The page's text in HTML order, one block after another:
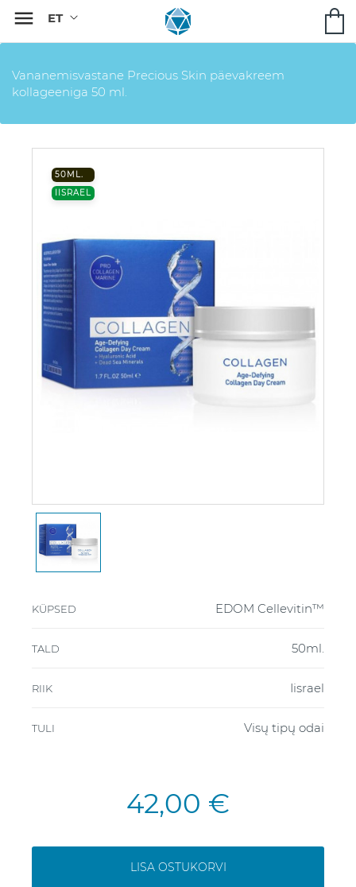

Vananemisvastane Precious Skin päevakreem
kollageeniga 50 ml.
50ML.
IISRAEL
KÜPSED EDOM Cellevitin™
TALD 50ml.
RIIK Iisrael
TULI Visų tipų odai
42,00 €
LISA OSTUKORVI